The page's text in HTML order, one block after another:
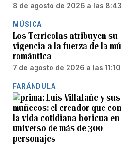
8 de agosto de 2026 a las
MÚSICA
Los Terrícolas atribuyen su
vigencia a la fuerza de la
romántica
7 de agosto de 2026 a las
FARÁNDULA
Luis Villafañe y sus
muñecos: el creador que
la vida cotidiana boricua en
universo de más de 300
personajes